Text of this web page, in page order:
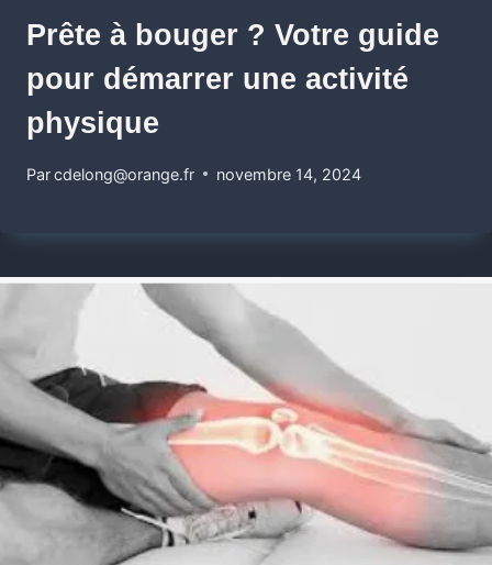
Prête à bouger ? Votre guide
pour démarrer une activité
physique
Parcdelong@orange.fr novembre 14, 2024